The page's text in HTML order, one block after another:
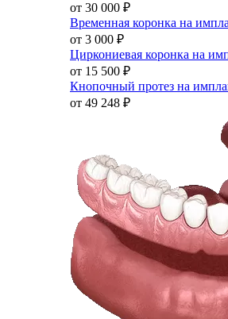
от 30 000 ₽
Временная коронка на
от 3 000 ₽
Циркониевая коронка на
от 15 500 ₽
Кнопочный протез на
от 49 248 ₽